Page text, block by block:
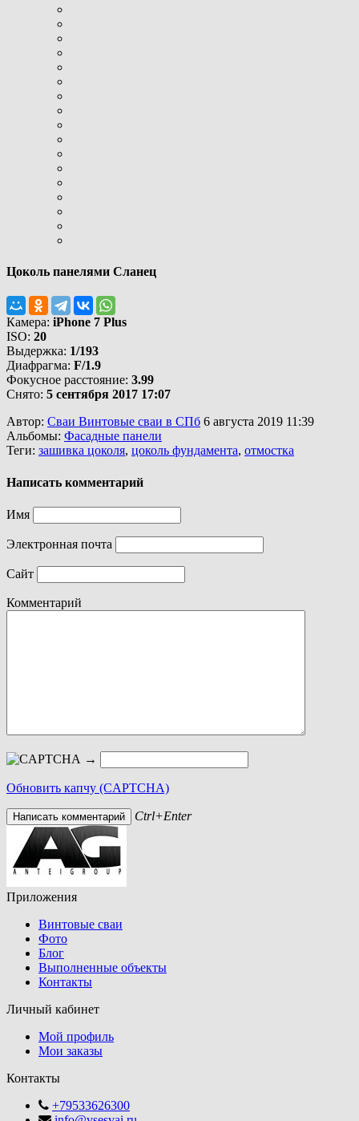
Цоколь панелями Сланец
Камера: iPhone 7 Plus
ISO: 20
Выдержка: 1/193
Диафрагма: F/1.9
Фокусное расстояние: 3.99
Снято: 5 сентября 2017 17:07
Автор: Сваи Винтовые сваи в СПб 6 августа 2019 11:39
Альбомы: Фасадные панели
Теги: зашивка цоколя, цоколь фундамента, отмостка
Написать комментарий
Имя
Электронная почта
Сайт
Комментарий
→
Обновить капчу (CAPTCHA)
Ctrl+Enter
Приложения
Винтовые сваи
Фото
Блог
Выполненные объекты
Контакты
Личный кабинет
Мой профиль
Мои заказы
Контакты
+79533626300